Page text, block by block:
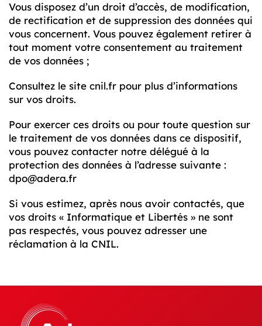
Vous disposez d’un droit d’accès, de modification,
de rectification et de suppression des données qui
vous concernent. Vous pouvez également retirer à
tout moment votre consentement au traitement
de vos données ;
Consultez le site cnil.fr pour plus d’informations
sur vos droits.
Pour exercer ces droits ou pour toute question sur
le traitement de vos données dans ce dispositif,
vous pouvez contacter notre délégué à la
protection des données à l’adresse suivante :
dpo@adera.fr
Si vous estimez, après nous avoir contactés, que
vos droits « Informatique et Libertés » ne sont
pas respectés, vous pouvez adresser une
réclamation à la CNIL.